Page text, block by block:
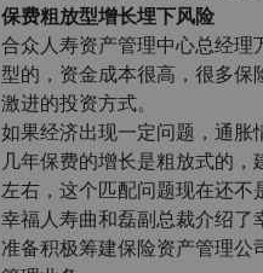
保费粗放型增长埋下风险
合众人寿资产管理中心总经
型的，资金成本很高，很多
激进的投资方式。
如果经济出现一定问题，通
几年保费的增长是粗放式的
左右，这个匹配问题现在还不
幸福人寿曲和磊副总裁介绍了
准备积极筹建保险资产管理